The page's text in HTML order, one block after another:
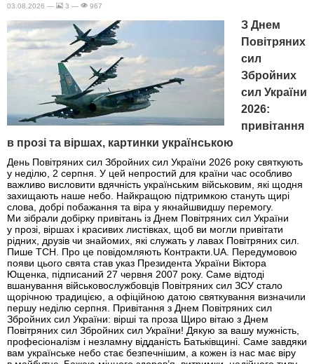
03.08.2026 — 3 — 967
З Днем
Повітряних
сил
Збройних
сил України
2026:
привітання
в прозі та віршах, картинки українською
День Повітряних сил Збройних сил України 2026 року святкують
у неділю, 2 серпня. У цей непростий для країни час особливо
важливо висловити вдячність українським військовим, які щодня
захищають наше небо. Найкращою підтримкою стануть щирі
слова, добрі побажання та віра у якнайшвидшу перемогу.
Ми зібрали добірку привітань із Днем Повітряних сил України
у прозі, віршах і красивих листівках, щоб ви могли привітати
рідних, друзів чи знайомих, які служать у лавах Повітряних сил.
Пише ТСН. Про це повідомляють Контракти.UA. Передумовою
появи цього свята став указ Президента України Віктора
Ющенка, підписаний 27 червня 2007 року. Саме відтоді
вшанування військовослужбовців Повітряних сил ЗСУ стало
щорічною традицією, а офіційною датою святкування визначили
першу неділю серпня. Привітання з Днем Повітряних сил
Збройних сил України: вірші та проза Щиро вітаю з Днем
Повітряних сил Збройних сил України! Дякую за вашу мужність,
професіоналізм і незламну відданість Батьківщині. Саме завдяки
вам українське небо стає безпечнішим, а кожен із нас має віру